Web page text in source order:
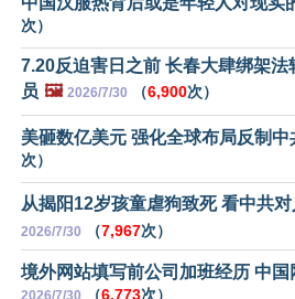
次）
7.20反迫害日之前 长春大肆绑架法
员 🖼️ 2026/7/30 （6,900次）
美砸数亿美元 强化全球布局反制中
次）
从揭阳12岁孩童虐狗致死 看中共
2026/7/30 （7,967次）
境外网站填写前公司加班经历 中
2026/7/30 （6,773次）